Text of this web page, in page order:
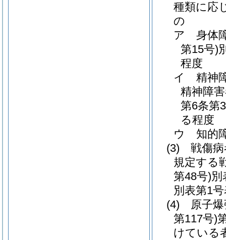
種類に応
の
ア
身体
第15号)
程度
イ
精神
精神障
第6条第
る程度
ウ
知
(3)
戦傷
規定する
第48号)別
別表第1
(4)
原子
第117号)
けている